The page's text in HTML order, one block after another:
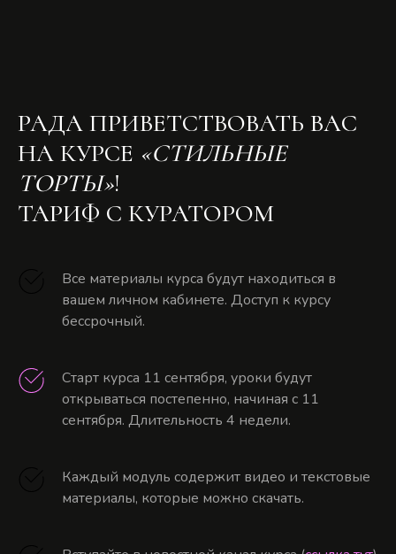
РАДА ПРИВЕТСТВОВАТЬ ВАС
НА КУРСЕ «СТИЛЬНЫЕ
ТОРТЫ»!
ТАРИФ С КУРАТОРОМ
Все материалы курса будут находиться в
вашем личном кабинете. Доступ к курсу
бессрочный.
Старт курса 11 сентября, уроки будут
открываться постепенно, начиная с 11
сентября. Длительность 4 недели.
Каждый модуль содержит видео и текстовые
материалы, которые можно скачать.